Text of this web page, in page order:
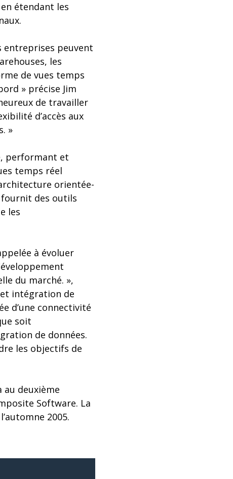
étendant les
entreprises peuvent
les
de vues temps
» précise Jim
de travailler
d’accès aux
»
performant et
temps réel
orientée-
fournit des outils
les
à évoluer
du marché. »,
intégration de
d’une connectivité
soit
de données.
les objectifs de
deuxième
Software. La
2005.